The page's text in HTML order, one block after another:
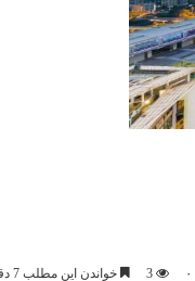
۰ 3 خواندن این مطلب 7 دقیقه زمان میبرد